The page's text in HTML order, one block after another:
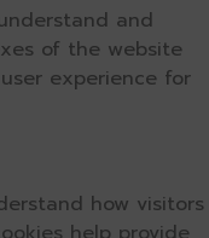
and
of the website
experience for
how visitors